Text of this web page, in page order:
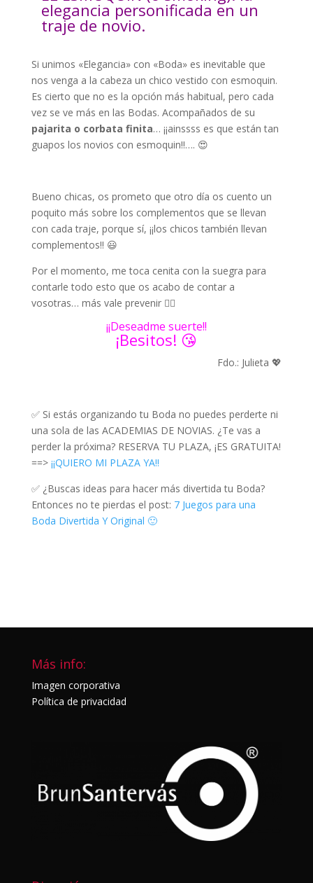
elegancia personificada en un
traje de novio.
Si unimos «Elegancia» con «Boda» es inevitable que
nos venga a la cabeza un chico vestido con esmoquin.
Es cierto que no es la opción más habitual, pero cada
vez se ve más en las Bodas. Acompañados de su
pajarita o corbata finita… ¡¡ainssss es que están tan
guapos los novios con esmoquin!!…. 😍
Bueno chicas, os prometo que otro día os cuento un
poquito más sobre los complementos que se llevan
con cada traje, porque sí, ¡¡los chicos también llevan
complementos!! 😃
Por el momento, me toca cenita con la suegra para
contarle todo esto que os acabo de contar a
vosotras… más vale prevenir 🤷‍♀️
¡¡Deseadme suerte!!
¡Besitos! 😘
Fdo.: Julieta 💖
✅ Si estás organizando tu Boda no puedes perderte ni
una sola de las ACADEMIAS DE NOVIAS. ¿Te vas a
perder la próxima? RESERVA TU PLAZA, ¡ES GRATUITA!
==> ¡¡QUIERO MI PLAZA YA!!
✅ ¿Buscas ideas para hacer más divertida tu Boda?
Entonces no te pierdas el post: 7 Juegos para una
Boda Divertida Y Original 🙂
Más info:
Imagen corporativa
Política de privacidad